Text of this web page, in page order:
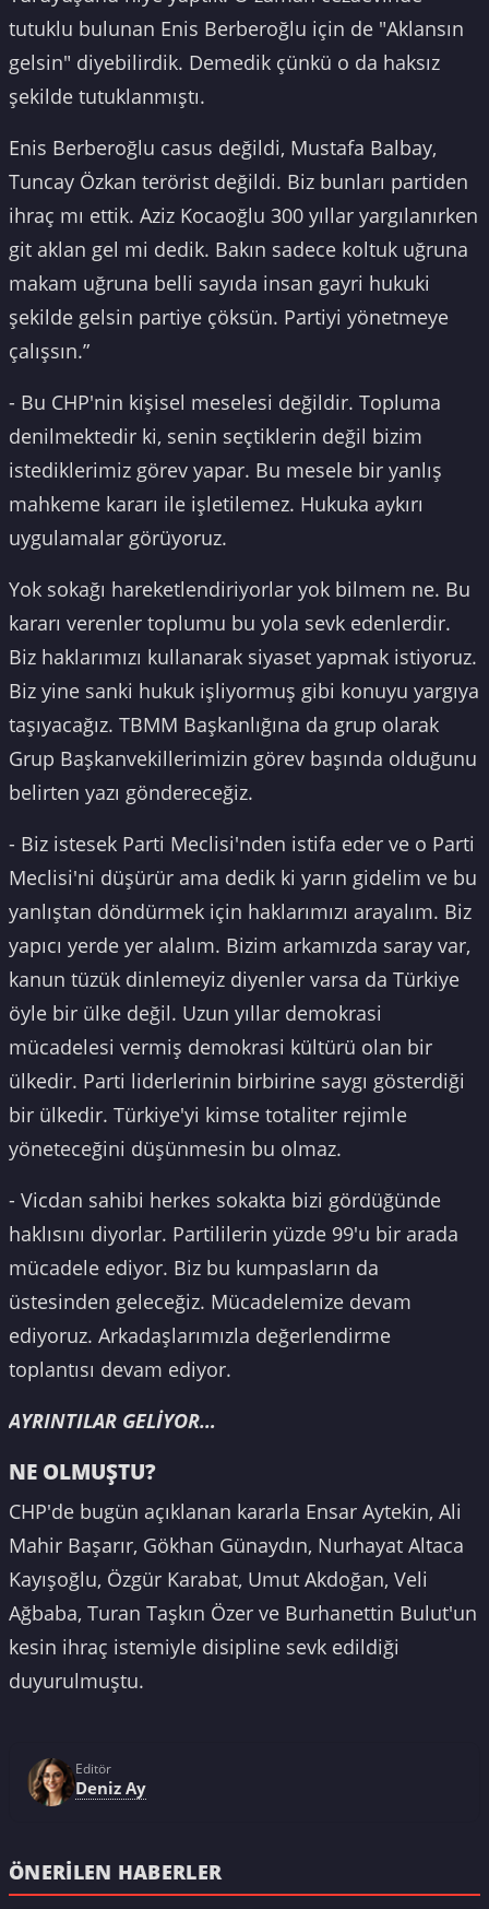
tutuklu bulunan Enis Berberoğlu için de "Aklansın
gelsin" diyebilirdik. Demedik çünkü o da haksız
şekilde tutuklanmıştı.
Enis Berberoğlu casus değildi, Mustafa Balbay,
Tuncay Özkan terörist değildi. Biz bunları partiden
ihraç mı ettik. Aziz Kocaoğlu 300 yıllar yargılanırken
git aklan gel mi dedik. Bakın sadece koltuk uğruna
makam uğruna belli sayıda insan gayri hukuki
şekilde gelsin partiye çöksün. Partiyi yönetmeye
çalışsın.”
- Bu CHP'nin kişisel meselesi değildir. Topluma
denilmektedir ki, senin seçtiklerin değil bizim
istediklerimiz görev yapar. Bu mesele bir yanlış
mahkeme kararı ile işletilemez. Hukuka aykırı
uygulamalar görüyoruz.
Yok sokağı hareketlendiriyorlar yok bilmem ne. Bu
kararı verenler toplumu bu yola sevk edenlerdir.
Biz haklarımızı kullanarak siyaset yapmak istiyoruz.
Biz yine sanki hukuk işliyormuş gibi konuyu yargıya
taşıyacağız. TBMM Başkanlığına da grup olarak
Grup Başkanvekillerimizin görev başında olduğunu
belirten yazı göndereceğiz.
- Biz istesek Parti Meclisi'nden istifa eder ve o Parti
Meclisi'ni düşürür ama dedik ki yarın gidelim ve bu
yanlıştan döndürmek için haklarımızı arayalım. Biz
yapıcı yerde yer alalım. Bizim arkamızda saray var,
kanun tüzük dinlemeyiz diyenler varsa da Türkiye
öyle bir ülke değil. Uzun yıllar demokrasi
mücadelesi vermiş demokrasi kültürü olan bir
ülkedir. Parti liderlerinin birbirine saygı gösterdiği
bir ülkedir. Türkiye'yi kimse totaliter rejimle
yöneteceğini düşünmesin bu olmaz.
- Vicdan sahibi herkes sokakta bizi gördüğünde
haklısını diyorlar. Partililerin yüzde 99'u bir arada
mücadele ediyor. Biz bu kumpasların da
üstesinden geleceğiz. Mücadelemize devam
ediyoruz. Arkadaşlarımızla değerlendirme
toplantısı devam ediyor.
AYRINTILAR GELİYOR…
NE OLMUŞTU?
CHP'de bugün açıklanan kararla Ensar Aytekin, Ali
Mahir Başarır, Gökhan Günaydın, Nurhayat Altaca
Kayışoğlu, Özgür Karabat, Umut Akdoğan, Veli
Ağbaba, Turan Taşkın Özer ve Burhanettin Bulut'un
kesin ihraç istemiyle disipline sevk edildiği
duyurulmuştu.
Editör
Deniz Ay
ÖNERILEN HABERLER